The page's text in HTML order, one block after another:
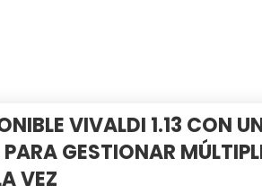
VIVALDI 1.13 CON
GESTIONAR
VEZ